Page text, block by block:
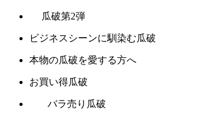
瓜破第2弾
ビジネスシーンに馴染む瓜破
本物の瓜破を愛する方へ
お買い得瓜破
バラ売り瓜破